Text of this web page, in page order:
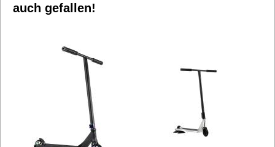
auch gefallen!